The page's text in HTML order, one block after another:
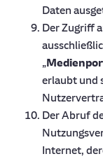
Daten
Der Zugriff
„
erlaubt und
Der Abruf
Internet,